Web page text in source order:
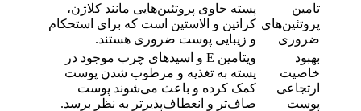
تامین
پروتئین‌های
ضروری
پسته حاوی پروتئین‌هایی مانند کلاژن،
کراتین و الاستین است که برای استحکام
و زیبایی پوست ضروری هستند.
بهبود
خاصیت
ارتجاعی
پوست
ویتامین E و اسیدهای چرب موجود در
پسته به تغذیه و مرطوب شدن پوست
کمک کرده و باعث می‌شوند پوست
صاف‌تر و انعطاف‌پذیرتر به نظر برسد.